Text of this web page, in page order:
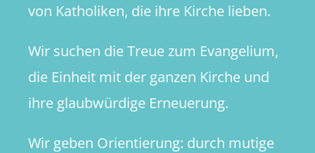
von Katholiken, die ihre Kirche lieben.
Wir suchen die Treue zum Evangelium,
die Einheit mit der ganzen Kirche und
ihre glaubwürdige Erneuerung.
Wir geben Orientierung: durch mutige